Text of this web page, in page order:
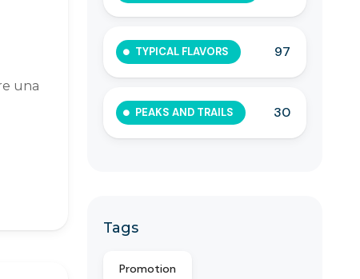
una
TYPICAL FLAVORS 97
PEAKS AND TRAILS 30
Tags
Promotion